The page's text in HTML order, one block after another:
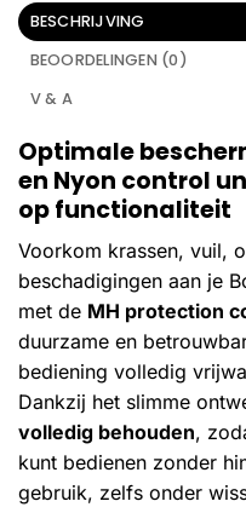
BESCHRIJVING
BEOORDELINGEN (0)
V & A
Optimale
en Nyon control
op functionaliteit
Voorkom krassen, vuil,
beschadigingen aan je
met de MH protection
duurzame en
bediening volledig
Dankzij het slimme
volledig behouden,
kunt bedienen zonder
gebruik, zelfs onder